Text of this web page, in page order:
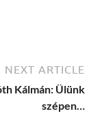
NEXT ARTICLE
Kálmán: Ülünk
szépen…